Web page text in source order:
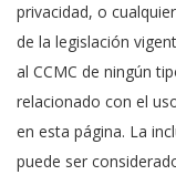
privacidad, o
de la legislación
al CCMC de ningún
relacionado con el
en esta página. La
puede ser